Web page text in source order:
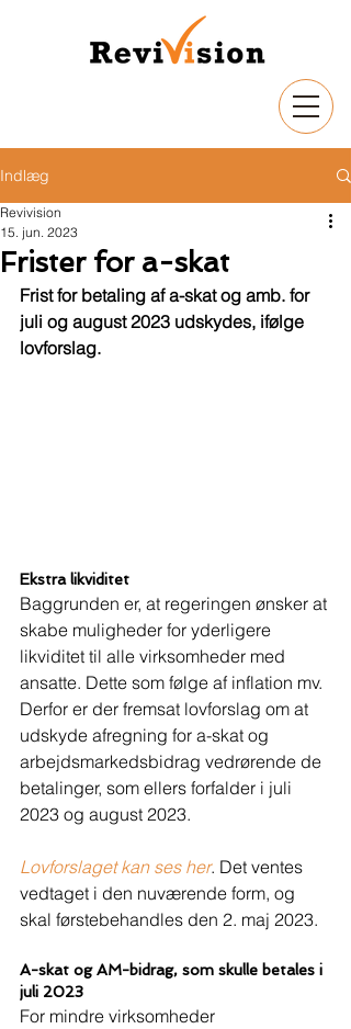
Indlæg
Frister for a-skat
Revivision
15. jun. 2023
Frist for betaling af a-skat og amb. for
juli og august 2023 udskydes, ifølge
lovforslag.
Ekstra likviditet
Baggrunden er, at regeringen ønsker at
skabe muligheder for yderligere
likviditet til alle virksomheder med
ansatte. Dette som følge af inflation mv.
Derfor er der fremsat lovforslag om at
udskyde afregning for a-skat og
arbejdsmarkedsbidrag vedrørende de
betalinger, som ellers forfalder i juli
2023 og august 2023.
Lovforslaget kan ses her. Det ventes
vedtaget i den nuværende form, og
skal førstebehandles den 2. maj 2023.
A-skat og AM-bidrag, som skulle betales i
juli 2023
For mindre virksomheder